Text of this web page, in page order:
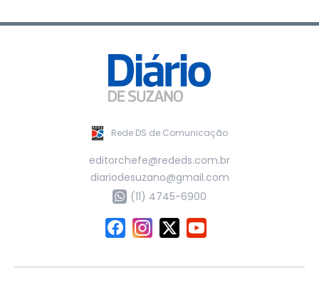
Rede DS de Comunicação
editorchefe@rededs.com.br
diariodesuzano@gmail.com
(11) 4745-6900